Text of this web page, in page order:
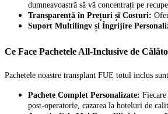
dumneavoastră să vă concentrați pe
Transparență în Prețuri și Costuri:
Suport Multilingv și Îngrijire
Ce Face Pachetele All-Inclusive de
Pachetele noastre transplant FUE totul inclus
Pachete Complet Personalizate:
post-operatorie, cazarea la hoteluri de